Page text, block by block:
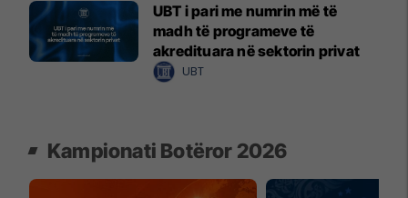
UBT i pari me numrin më të
madh të programeve të
akredituara në sektorin privat
UBT
Kampionati Botëror 2026